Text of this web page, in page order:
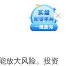
放大风险。投资